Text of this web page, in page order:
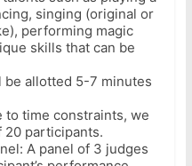
singing (original or
performing magic
skills that can be
be allotted 5-7 minutes
to time constraints, we
20 participants.
A panel of 3 judges